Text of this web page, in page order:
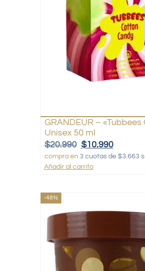
GRANDEUR –
Unisex 50 ml
$20.990 $10.990
compra en 3 cuotas de $3.663
Añadir al carrito
-48%